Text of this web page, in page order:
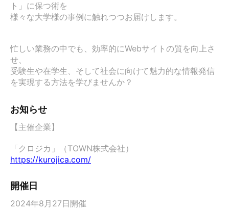
ト」に保つ術を
様々な大学様の事例に触れつつお届けします。
忙しい業務の中でも、効率的にWebサイトの質を向上さ
せ、
受験生や在学生、そして社会に向けて魅力的な情報発信
を実現する方法を学びませんか？
お知らせ
【主催企業】
「クロジカ」（TOWN株式会社）
https://kurojica.com/
開催日
2024年8月27日開催